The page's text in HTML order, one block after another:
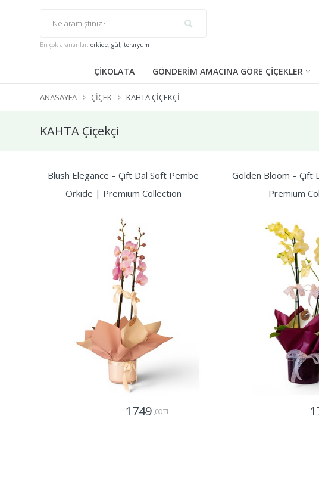
En çok arananlar: orkide, gül, teraryum
ÇİKOLATA GÖNDERİM AMACINA GÖRE ÇİÇEKLER
ANASAYFA ÇIÇEK KAHTA ÇIÇEKÇI
KAHTA Çiçekçi
Blush Elegance – Çift Dal Soft Pembe
Orkide | Premium Collection
1749 ,00 TL
Golden Bloom – Çift
Premium